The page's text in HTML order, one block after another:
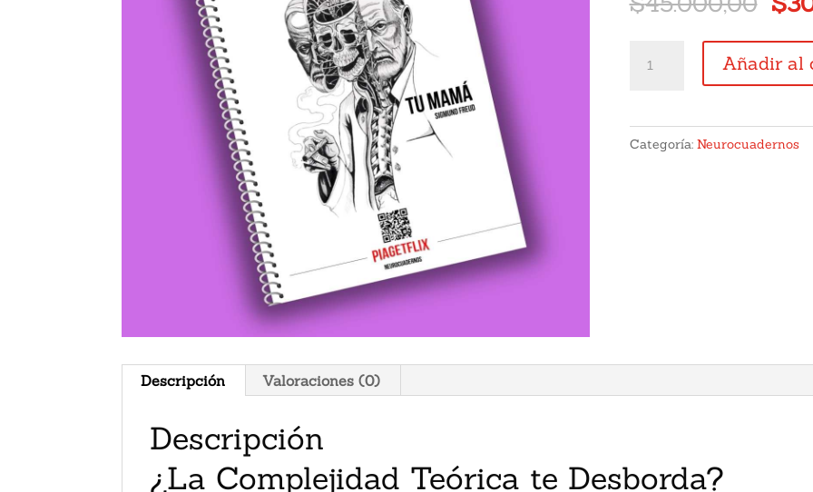
era:
Neurocuadernos
Psicopedagógicos
Freud
cantidad
Añadir al
Categoría: Neurocuadernos
Descripción Valoraciones (0)
Descripción
¿La Complejidad Teórica te Desborda?